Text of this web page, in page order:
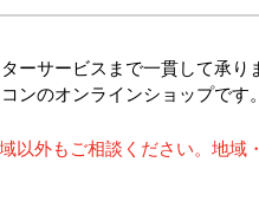
サービスまで一貫して承
のオンラインショップです。
以外もご相談ください。地域